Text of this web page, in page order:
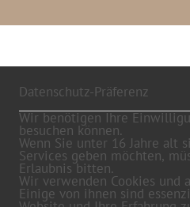
Datenschutz-Präferenz
Wir benötigen Ihre
besuchen können.
Wenn Sie unter 16 Jahre alt
Services geben möchten,
Erlaubnis bitten.
Wir verwenden Cookies und
Einige von ihnen sind